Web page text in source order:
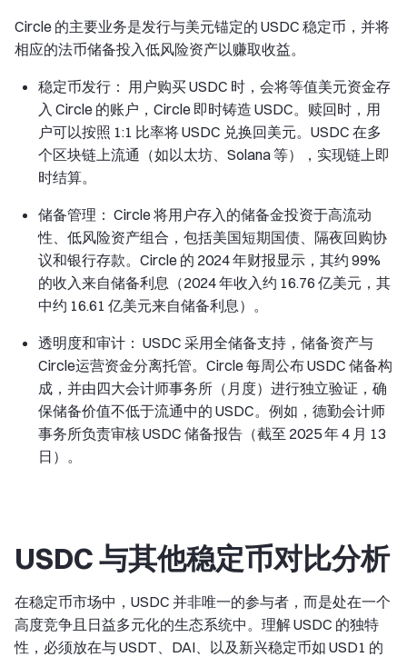
Circle 的主要业务是发行与美元锚定的 USDC 稳定币，并将
相应的法币储备投入低风险资产以赚取收益。
稳定币发行： 用户购买 USDC 时，会将等值美元资金存
入 Circle 的账户，Circle 即时铸造 USDC。赎回时，用
户可以按照 1:1 比率将 USDC 兑换回美元。USDC 在多
个区块链上流通（如以太坊、Solana 等），实现链上即
时结算。
储备管理： Circle 将用户存入的储备金投资于高流动
性、低风险资产组合，包括美国短期国债、隔夜回购协
议和银行存款。Circle 的 2024 年财报显示，其约 99%
的收入来自储备利息（2024 年收入约 16.76 亿美元，其
中约 16.61 亿美元来自储备利息）。
透明度和审计： USDC 采用全储备支持，储备资产与
Circle运营资金分离托管。Circle 每周公布 USDC 储备构
成，并由四大会计师事务所（月度）进行独立验证，确
保储备价值不低于流通中的 USDC。例如，德勤会计师
事务所负责审核 USDC 储备报告（截至 2025 年 4 月 13
日）。
USDC 与其他稳定币对比分析
在稳定币市场中，USDC 并非唯一的参与者，而是处在一个
高度竞争且日益多元化的生态系统中。理解 USDC 的独特
性，必须放在与 USDT、DAI、以及新兴稳定币如 USD1 的